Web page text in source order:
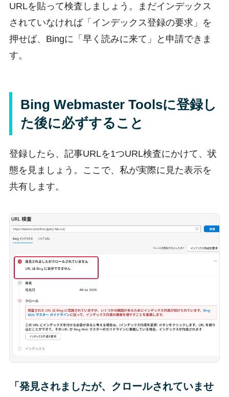
URLを貼って検査しましょう。まだインデックス
されていなければ「インデックス登録の要求」を
押せば、Bingに「早く読みに来て」と申請できま
す。
Bing Webmaster Toolsに登録し
た後に必ずすること
登録したら、記事URLを1つURL検査にかけて、状
態を見ましょう。ここで、私が実際に見た表示を
共有します。
「発見されましたが、クロールされていませ